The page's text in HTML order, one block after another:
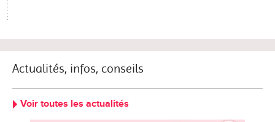
Actualités, infos, conseils
Voir toutes les actualités